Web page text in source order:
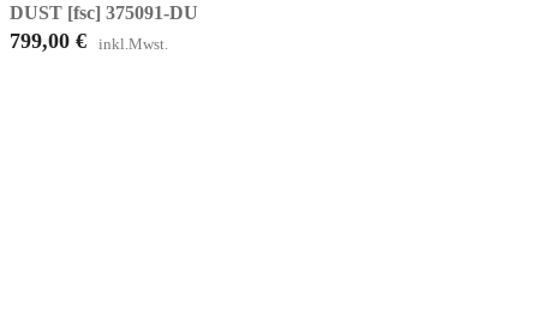
DUST [fsc] 375091-DU
799,00 € inkl.Mwst.